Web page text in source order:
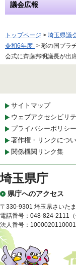
議会広報
トップページ > 埼玉県議
令和6年度- > 彩の国プラ
会式に齊藤邦明議長が出
サイトマップ
ウェブアクセシビリ
プライバシーポリシ
著作権・リンクにつ
関係機関リンク集
埼玉県庁
県庁へのアクセス
〒330-9301 埼玉県さいた
電話番号：048-824-2111（
法人番号：1000020110001